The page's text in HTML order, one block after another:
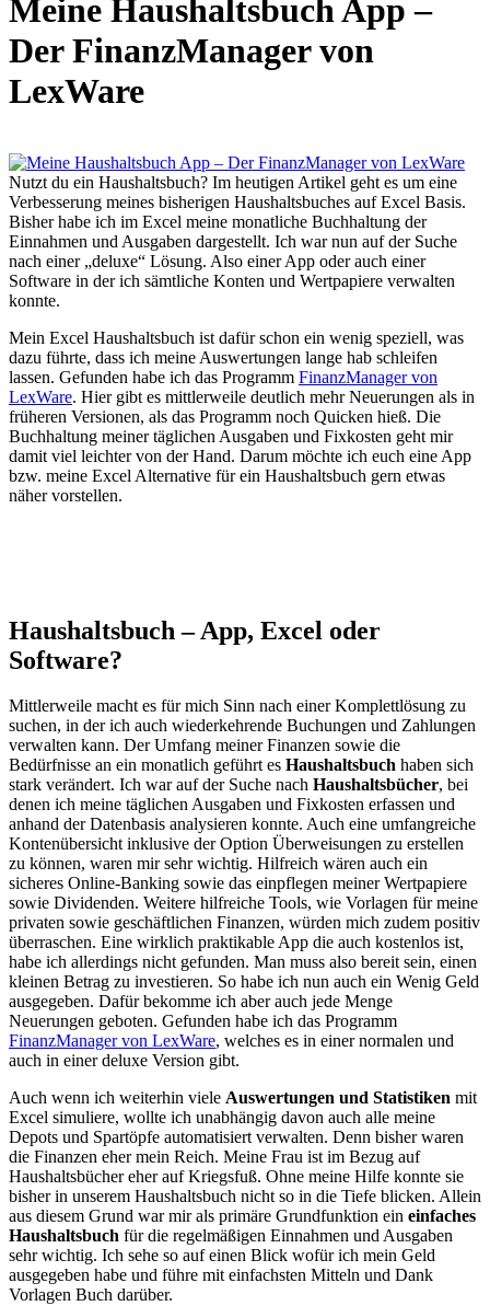
Meine Haushaltsbuch App –
Der FinanzManager von
LexWare
Nutzt du ein Haushaltsbuch? Im heutigen Artikel geht es um eine
Verbesserung meines bisherigen Haushaltsbuches auf Excel Basis.
Bisher habe ich im Excel meine monatliche Buchhaltung der
Einnahmen und Ausgaben dargestellt. Ich war nun auf der Suche
nach einer „deluxe“ Lösung. Also einer App oder auch einer
Software in der ich sämtliche Konten und Wertpapiere verwalten
konnte.
Mein Excel Haushaltsbuch ist dafür schon ein wenig speziell, was
dazu führte, dass ich meine Auswertungen lange hab schleifen
lassen. Gefunden habe ich das Programm FinanzManager von
LexWare. Hier gibt es mittlerweile deutlich mehr Neuerungen als in
früheren Versionen, als das Programm noch Quicken hieß. Die
Buchhaltung meiner täglichen Ausgaben und Fixkosten geht mir
damit viel leichter von der Hand. Darum möchte ich euch eine App
bzw. meine Excel Alternative für ein Haushaltsbuch gern etwas
näher vorstellen.
Haushaltsbuch – App, Excel oder
Software?
Mittlerweile macht es für mich Sinn nach einer Komplettlösung zu
suchen, in der ich auch wiederkehrende Buchungen und Zahlungen
verwalten kann. Der Umfang meiner Finanzen sowie die
Bedürfnisse an ein monatlich geführt es Haushaltsbuch haben sich
stark verändert. Ich war auf der Suche nach Haushaltsbücher, bei
denen ich meine täglichen Ausgaben und Fixkosten erfassen und
anhand der Datenbasis analysieren konnte. Auch eine umfangreiche
Kontenübersicht inklusive der Option Überweisungen zu erstellen
zu können, waren mir sehr wichtig. Hilfreich wären auch ein
sicheres Online-Banking sowie das einpflegen meiner Wertpapiere
sowie Dividenden. Weitere hilfreiche Tools, wie Vorlagen für meine
privaten sowie geschäftlichen Finanzen, würden mich zudem positiv
überraschen. Eine wirklich praktikable App die auch kostenlos ist,
habe ich allerdings nicht gefunden. Man muss also bereit sein, einen
kleinen Betrag zu investieren. So habe ich nun auch ein Wenig Geld
ausgegeben. Dafür bekomme ich aber auch jede Menge
Neuerungen geboten. Gefunden habe ich das Programm
FinanzManager von LexWare, welches es in einer normalen und
auch in einer deluxe Version gibt.
Auch wenn ich weiterhin viele Auswertungen und Statistiken mit
Excel simuliere, wollte ich unabhängig davon auch alle meine
Depots und Spartöpfe automatisiert verwalten. Denn bisher waren
die Finanzen eher mein Reich. Meine Frau ist im Bezug auf
Haushaltsbücher eher auf Kriegsfuß. Ohne meine Hilfe konnte sie
bisher in unserem Haushaltsbuch nicht so in die Tiefe blicken. Allein
aus diesem Grund war mir als primäre Grundfunktion ein einfaches
Haushaltsbuch für die regelmäßigen Einnahmen und Ausgaben
sehr wichtig. Ich sehe so auf einen Blick wofür ich mein Geld
ausgegeben habe und führe mit einfachsten Mitteln und Dank
Vorlagen Buch darüber.